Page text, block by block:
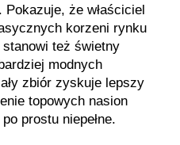
że właściciel
korzeni rynku
stanowi też świetny
modnych
zbiór zyskuje lepszy
topowych nasion
prostu niepełne.